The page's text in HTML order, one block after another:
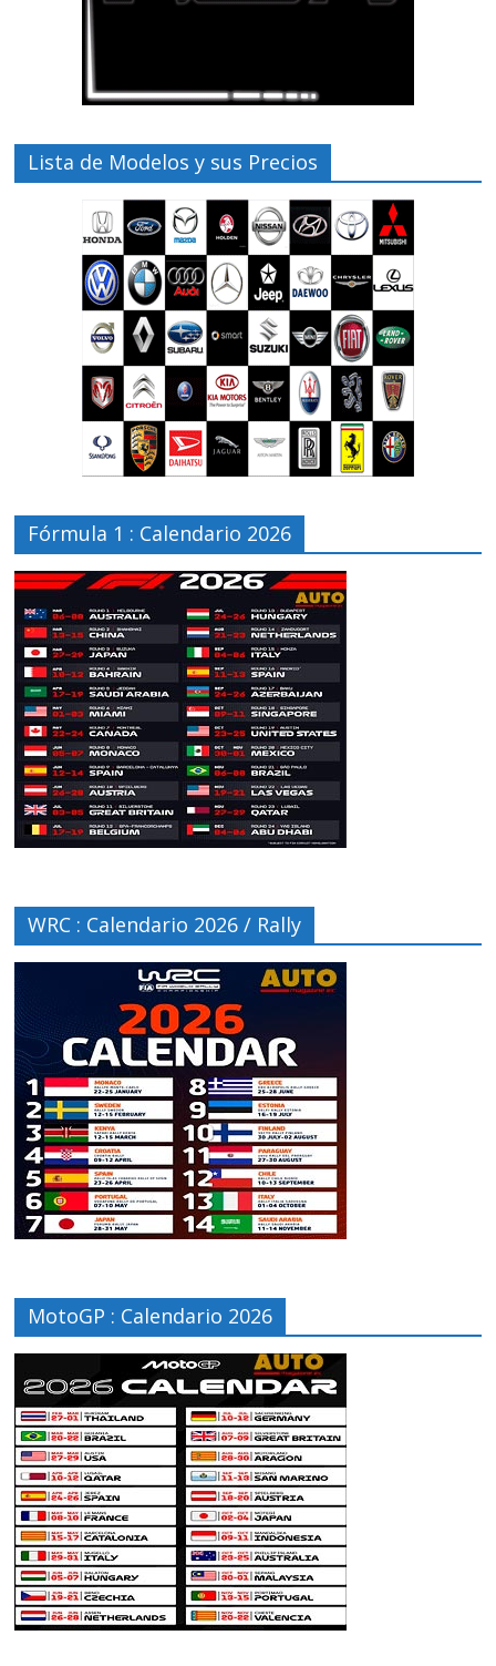
Lista de Modelos y sus Precios
Fórmula 1 : Calendario 2026
WRC : Calendario 2026 / Rally
MotoGP : Calendario 2026